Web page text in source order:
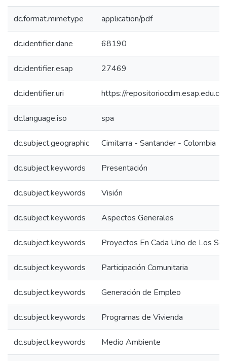
dc.format.mimetype application/pdf
dc.identifier.dane 68190
dc.identifier.esap 27469
dc.identifier.uri https://
dc.language.iso spa
dc.subject.geographic Cimitarra - Santander - Colombia
dc.subject.keywords Presentación
dc.subject.keywords Visión
dc.subject.keywords Aspectos Generales
dc.subject.keywords Proyectos En Cada Uno de Los
dc.subject.keywords Participación Comunitaria
dc.subject.keywords Generación de Empleo
dc.subject.keywords Programas de Vivienda
dc.subject.keywords Medio Ambiente